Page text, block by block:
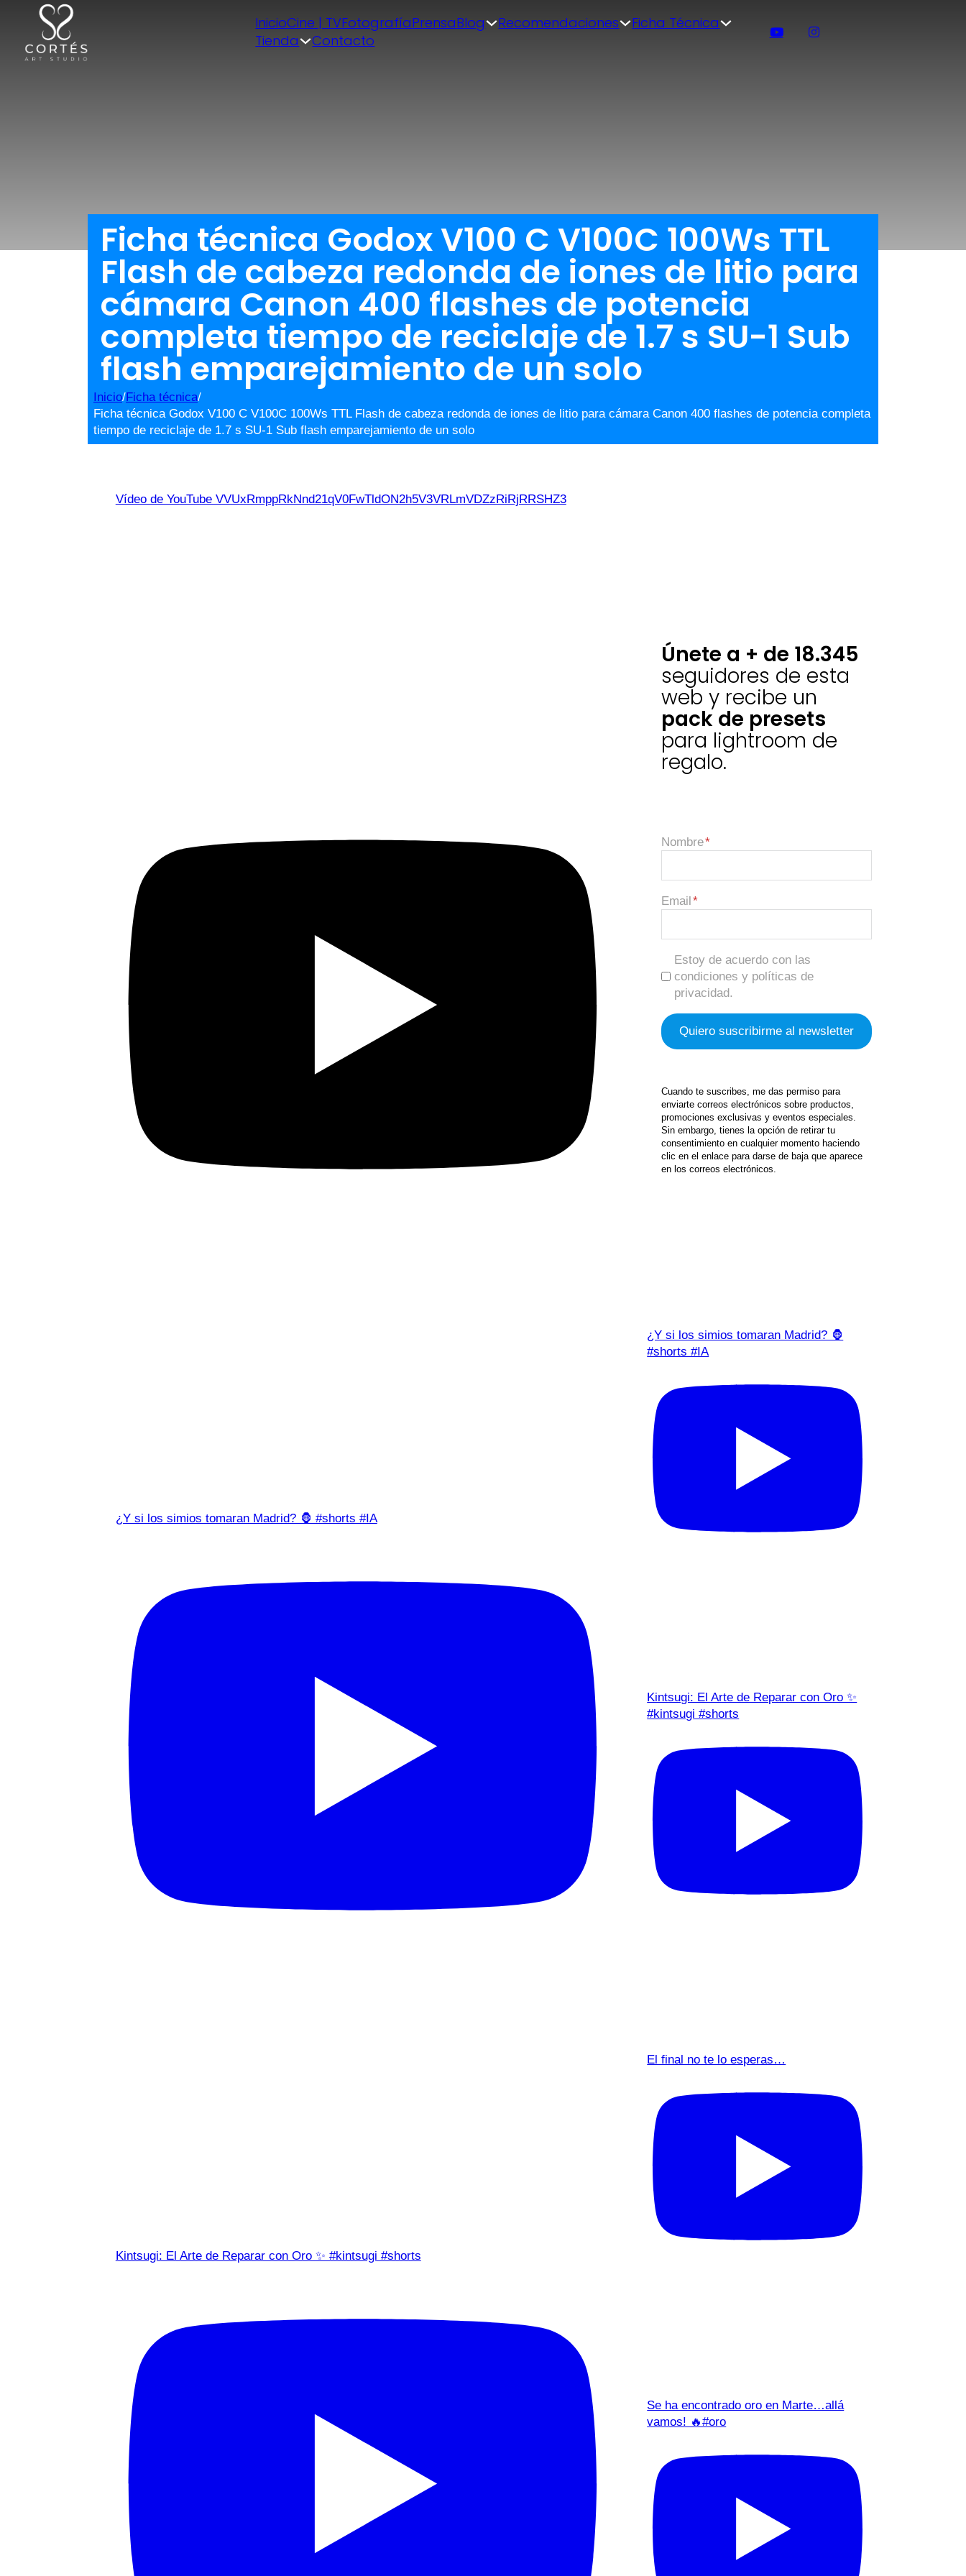
InicioCine | TVFotografíaPrensaBlog Recomendaciones
Ficha Técnica
Tienda
Contacto
Ficha técnica Godox V100 C V100C 100Ws TTL
Flash de cabeza redonda de iones de litio para
cámara Canon 400 flashes de potencia
completa tiempo de reciclaje de 1.7 s SU-1 Sub
flash emparejamiento de un solo
Inicio/Ficha técnica/
Ficha técnica Godox V100 C V100C 100Ws TTL Flash de cabeza redonda de iones de litio para cámara Canon 400 flashes de potencia completa
tiempo de reciclaje de 1.7 s SU-1 Sub flash emparejamiento de un solo
Vídeo de YouTube VVUxRmppRkNnd21qV0FwTldON2h5V3VRLmVDZzRiRjRRSHZ3
¿Y si los simios tomaran Madrid? 🦍 #shorts #IA
Kintsugi: El Arte de Reparar con Oro ✨ #kintsugi #shorts
Únete a + de 18.345
seguidores de esta
web y recibe un
pack de presets
para lightroom de
regalo.
Nombre
Email
Estoy de acuerdo con las
condiciones y políticas de
privacidad.
Cuando te suscribes, me das permiso para
enviarte correos electrónicos sobre productos,
promociones exclusivas y eventos especiales.
Sin embargo, tienes la opción de retirar tu
consentimiento en cualquier momento haciendo
clic en el enlace para darse de baja que aparece
en los correos electrónicos.
¿Y si los simios tomaran Madrid? 🦍
#shorts #IA
Kintsugi: El Arte de Reparar con Oro ✨
#kintsugi #shorts
El final no te lo esperas…
Se ha encontrado oro en Marte…allá
vamos! 🔥#oro